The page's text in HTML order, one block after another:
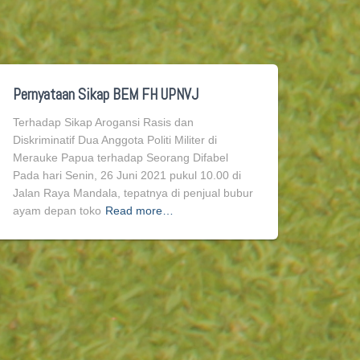
Pernyataan Sikap BEM FH UPNVJ
Terhadap Sikap Arogansi Rasis dan
Diskriminatif Dua Anggota Politi Militer di
Merauke Papua terhadap Seorang Difabel
Pada hari Senin, 26 Juni 2021 pukul 10.00 di
Jalan Raya Mandala, tepatnya di penjual bubur
ayam depan toko Read more…